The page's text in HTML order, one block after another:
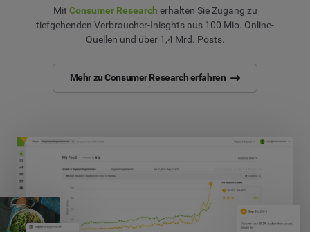
Mit Consumer Research erhalten Sie Zugang zu
tiefgehenden Verbraucher-Inisghts aus 100 Mio. Online-
Quellen und über 1,4 Mrd. Posts.
Mehr zu Consumer Research erfahren